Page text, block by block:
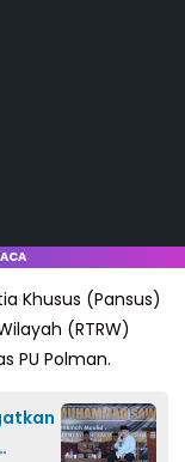
Khusus (Pansus)
(RTRW)
PU Polman.